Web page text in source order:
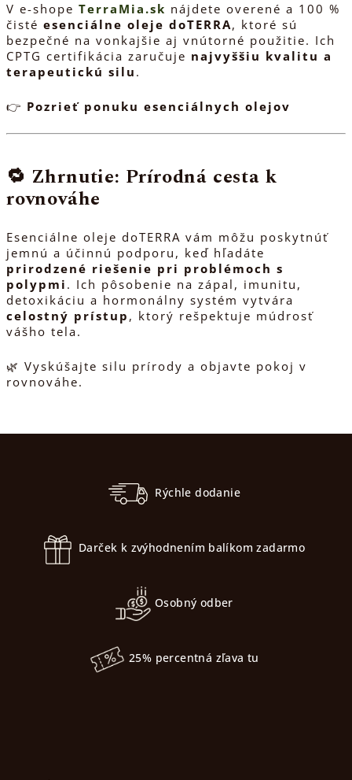
V e-shope TerraMia.sk nájdete overené a 100 %
čisté esenciálne oleje doTERRA, ktoré sú
bezpečné na vonkajšie aj vnútorné použitie. Ich
CPTG certifikácia zaručuje najvyššiu kvalitu a
terapeutickú silu .
👉 Pozrieť ponuku esenciálnych olejov
🔁 Zhrnutie: Prírodná cesta k
rovnováhe
Esenciálne oleje doTERRA vám môžu poskytnúť
jemnú a účinnú podporu, keď hľadáte
prirodzené riešenie pri problémoch s
polypmi . Ich pôsobenie na zápal, imunitu,
detoxikáciu a hormonálny systém vytvára
celostný prístup , ktorý rešpektuje múdrosť
vášho tela.
🌿 Vyskúšajte silu prírody a objavte pokoj v
rovnováhe.
Rýchle dodanie
Darček k zvýhodnením balíkom zadarmo
Osobný odber
25% percentná zľava tu